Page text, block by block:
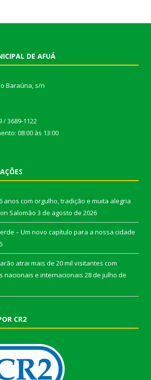
DE AFUÁ
Baraúna, s/n
/ 3689-1122
08:00 às 13:00
anos com orgulho, tradição e muita alegria
Salomão 3 de agosto de 2026
– Um novo capítulo para a nossa cidade
atrai mais de 20 mil visitantes com
nacionais e internacionais 28 de julho de
CR2